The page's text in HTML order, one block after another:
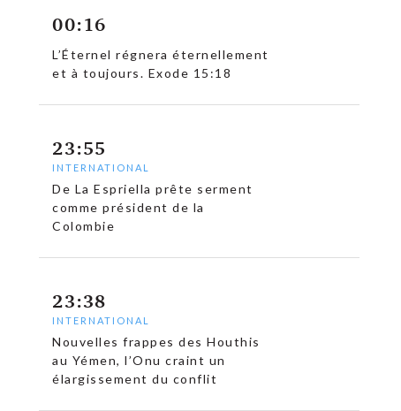
00:16
L’Éternel régnera éternellement
et à toujours. Exode 15:18
23:55
INTERNATIONAL
De La Espriella prête serment
comme président de la
Colombie
23:38
INTERNATIONAL
Nouvelles frappes des Houthis
au Yémen, l’Onu craint un
élargissement du conflit